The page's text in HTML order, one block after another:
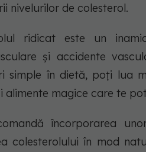
nivelurilor de colesterol.
ridicat este un
și accidente
simple în dietă, poți lua
alimente magice care te
încorporarea
colesterolului în mod